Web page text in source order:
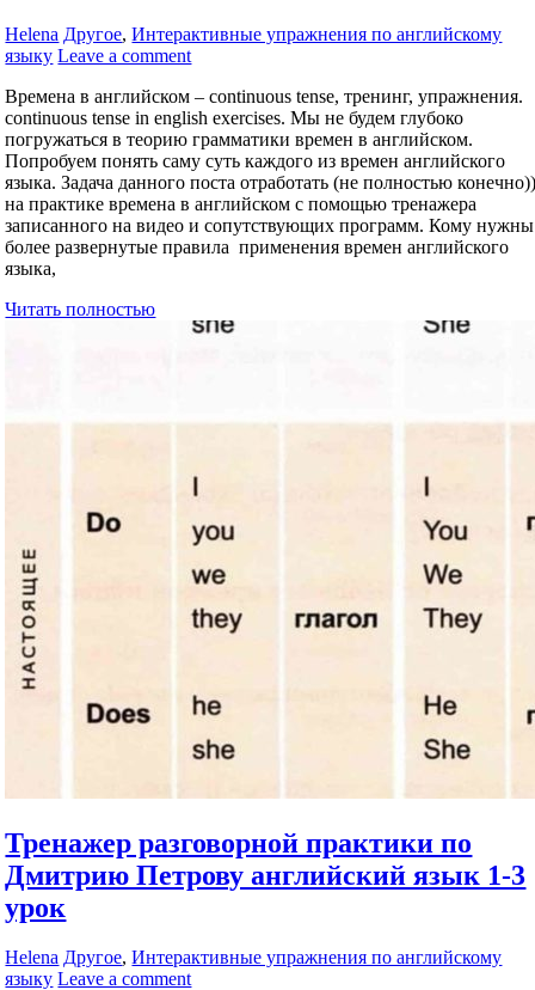
Helena Другое,Интерактивные упражнения по английскому
языку Leave a comment
Времена в английском – continuous tense, тренинг, упражнения.
continuous tense in english exercises. Мы не будем глубоко
погружаться в теорию грамматики времен в английском.
Попробуем понять саму суть каждого из времен английского
языка. Задача данного поста отработать (не полностью
на практике времена в английском с помощью тренажера
записанного на видео и сопутствующих программ. Кому нужны
более развернутые правила применения времен английского
языка,
Читать полностью
Тренажер разговорной практики по
Дмитрию Петрову английский язык 1-3
урок
Helena Другое,Интерактивные упражнения по английскому
языку Leave a comment